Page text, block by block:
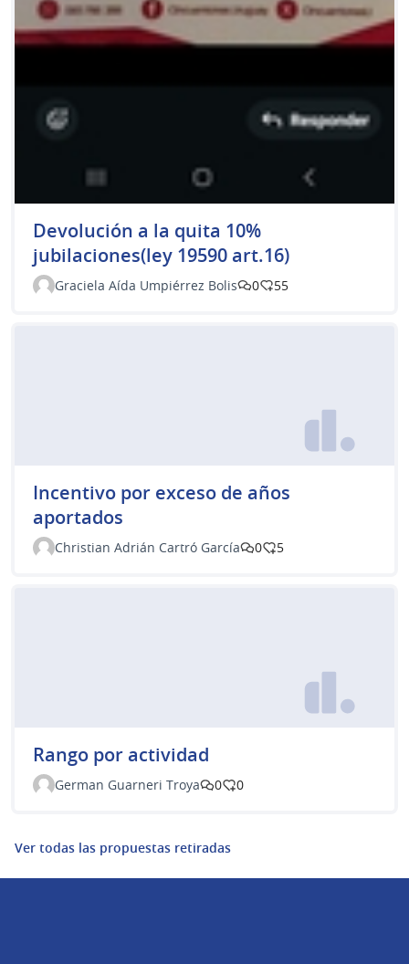
Devolución a la quita 10%
jubilaciones(ley 19590 art.16)
Graciela Aída Umpiérrez Bolis 0 55
Incentivo por exceso de años
aportados
Christian Adrián Cartró García 0 5
Rango por actividad
German Guarneri Troya 0 0
Ver todas las propuestas retiradas